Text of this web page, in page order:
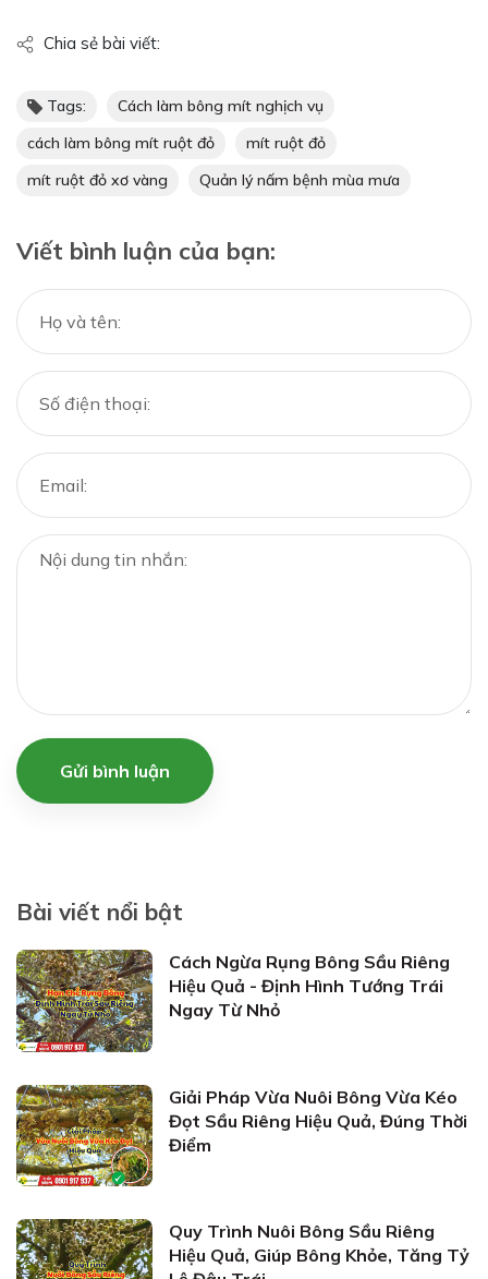
Chia sẻ bài viết:
Tags:
Cách làm bông mít nghịch vụ
cách làm bông mít ruột đỏ
mít ruột đỏ
mít ruột đỏ xơ vàng
Quản lý nấm bệnh mùa mưa
Viết bình luận của bạn:
Gửi bình luận
Bài viết nổi bật
Cách Ngừa Rụng Bông Sầu Riêng
Hiệu Quả - Định Hình Tướng Trái
Ngay Từ Nhỏ
Giải Pháp Vừa Nuôi Bông Vừa Kéo
Đọt Sầu Riêng Hiệu Quả, Đúng Thời
Điểm
Quy Trình Nuôi Bông Sầu Riêng
Hiệu Quả, Giúp Bông Khỏe, Tăng Tỷ